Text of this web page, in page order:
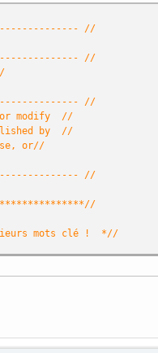
//
//
//
or modify //
by //
or//
//
mots clé ! *//
ci-dessous *//